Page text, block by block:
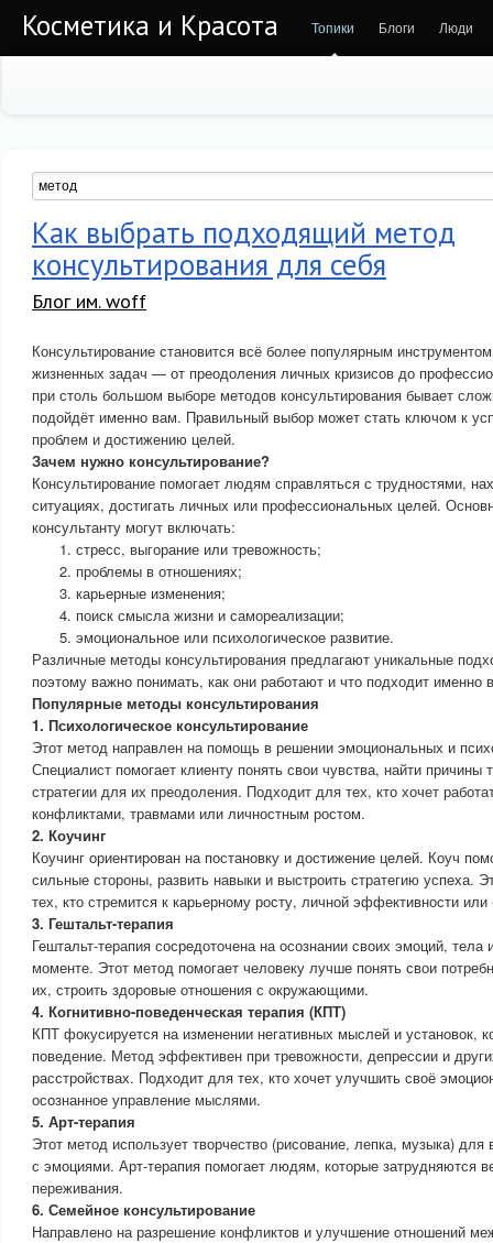
Косметика и Красота Топики Блоги Люди
Как выбрать подходящий метод
консультирования для себя
Блог им. woff
Консультирование становится всё более популярным
жизненных задач — от преодоления личных кризисов до
при столь большом выборе методов консультирования бывает
подойдёт именно вам. Правильный выбор может стать ключом к
проблем и достижению целей.
Зачем нужно консультирование?
Консультирование помогает людям справляться с трудностями,
ситуациях, достигать личных или профессиональных целей.
консультанту могут включать:
стресс, выгорание или тревожность;
проблемы в отношениях;
карьерные изменения;
поиск смысла жизни и самореализации;
эмоциональное или психологическое развитие.
Различные методы консультирования предлагают уникальные
поэтому важно понимать, как они работают и что подходит именно
Популярные методы консультирования
1. Психологическое консультирование
Этот метод направлен на помощь в решении эмоциональных и
Специалист помогает клиенту понять свои чувства, найти причины
стратегии для их преодоления. Подходит для тех, кто хочет
конфликтами, травмами или личностным ростом.
2. Коучинг
Коучинг ориентирован на постановку и достижение целей. Коуч
сильные стороны, развить навыки и выстроить стратегию успеха.
тех, кто стремится к карьерному росту, личной эффективности
3. Гештальт-терапия
Гештальт-терапия сосредоточена на осознании своих эмоций,
моменте. Этот метод помогает человеку лучше понять свои
их, строить здоровые отношения с окружающими.
4. Когнитивно-поведенческая терапия (КПТ)
КПТ фокусируется на изменении негативных мыслей и установок,
поведение. Метод эффективен при тревожности, депрессии и
расстройствах. Подходит для тех, кто хочет улучшить своё
осознанное управление мыслями.
5. Арт-терапия
Этот метод использует творчество (рисование, лепка, музыка)
с эмоциями. Арт-терапия помогает людям, которые затрудняются
переживания.
6. Семейное консультирование
Направлено на разрешение конфликтов и улучшение отношений